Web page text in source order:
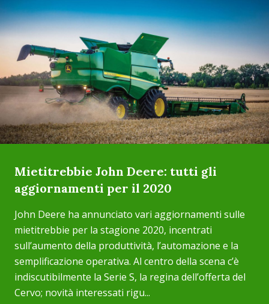
Mietitrebbie John Deere: tutti gli
aggiornamenti per il 2020
John Deere ha annunciato vari aggiornamenti sulle
mietitrebbie per la stagione 2020, incentrati
sull’aumento della produttività, l’automazione e la
semplificazione operativa. Al centro della scena c’è
indiscutibilmente la Serie S, la regina dell’offerta del
Cervo; novità interessati rigu...